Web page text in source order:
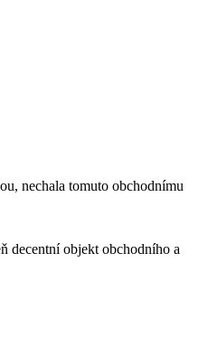
nechala tomuto obchodnímu
decentní objekt obchodního a